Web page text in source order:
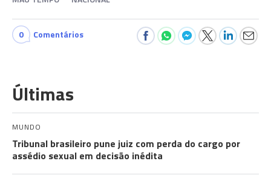
0 Comentários
Últimas
MUNDO
Tribunal brasileiro pune juiz com perda do cargo por
assédio sexual em decisão inédita